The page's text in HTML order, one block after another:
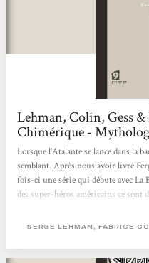
Lehman, Colin, Gess
Chimérique -
Lorsque l’Atalante se lance dans la
semblant. Après nous avoir livré
fois-ci une série qui débute avec
des super-héros américains ce sont
assurément. Cela s’explique entre
Des héros...
SERGE LEHMAN, FABRICE